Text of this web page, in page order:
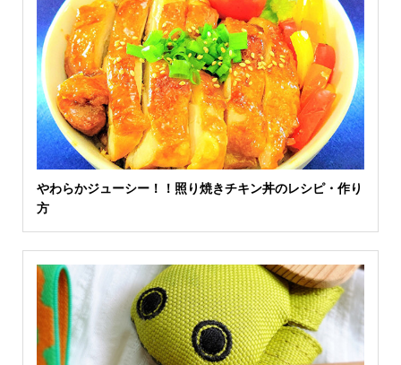
やわらかジューシー！！照り焼きチキン丼のレシピ・作り
方